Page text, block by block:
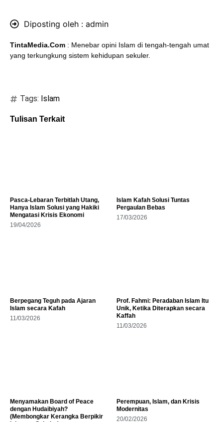
Diposting oleh : admin
TintaMedia.Com : Menebar opini Islam di tengah-tengah umat
yang terkungkung sistem kehidupan sekuler.
Tags: Islam
Tulisan Terkait
Pasca-Lebaran Terbitlah Utang,
Hanya Islam Solusi yang Hakiki
Mengatasi Krisis Ekonomi
19/04/2026
Islam Kafah Solusi Tuntas
Pergaulan Bebas
17/03/2026
Berpegang Teguh pada Ajaran
Islam secara Kafah
11/03/2026
Prof. Fahmi: Peradaban Islam Itu
Unik, Ketika Diterapkan secara
Kaffah
11/03/2026
Menyamakan Board of Peace
dengan Hudaibiyah?
(Membongkar Kerangka Berpikir
Perempuan, Islam, dan Krisis
Modernitas
20/02/2026